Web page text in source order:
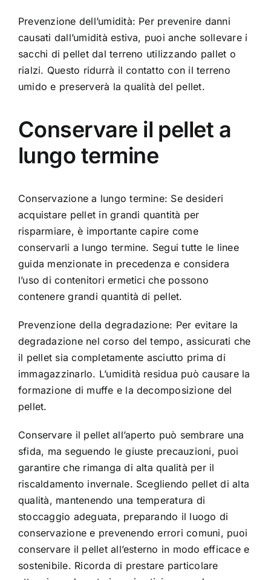
Prevenzione dell’umidità: Per prevenire danni
causati dall’umidità estiva, puoi anche sollevare i
sacchi di pellet dal terreno utilizzando pallet o
rialzi. Questo ridurrà il contatto con il terreno
umido e preserverà la qualità del pellet.
Conservare il pellet a
lungo termine
Conservazione a lungo termine: Se desideri
acquistare pellet in grandi quantità per
risparmiare, è importante capire come
conservarli a lungo termine. Segui tutte le linee
guida menzionate in precedenza e considera
l’uso di contenitori ermetici che possono
contenere grandi quantità di pellet.
Prevenzione della degradazione: Per evitare la
degradazione nel corso del tempo, assicurati che
il pellet sia completamente asciutto prima di
immagazzinarlo. L’umidità residua può causare la
formazione di muffe e la decomposizione del
pellet.
Conservare il pellet all’aperto può sembrare una
sfida, ma seguendo le giuste precauzioni, puoi
garantire che rimanga di alta qualità per il
riscaldamento invernale. Scegliendo pellet di alta
qualità, mantenendo una temperatura di
stoccaggio adeguata, preparando il luogo di
conservazione e prevenendo errori comuni, puoi
conservare il pellet all’esterno in modo efficace e
sostenibile. Ricorda di prestare particolare